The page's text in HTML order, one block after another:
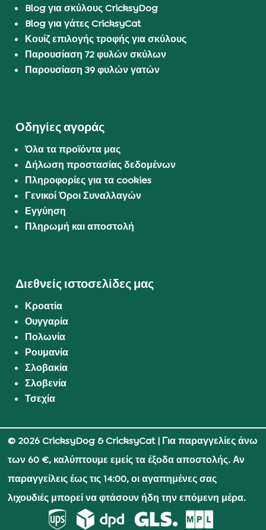
Blog για σκύλους CricksyDog
Blog για γάτες CricksyCat
Κουίζ επιλογής τροφής για σκύλους
Παρουσίαση 72 φυλών σκύλων
Παρουσίαση 39 φυλών γατών
Οδηγίες αγοράς
Όλα τα προϊόντα μας
Δήλωση προστασίας δεδομένων
Πληροφορίες για τα cookies
Γενικοί Όροι Συναλλαγών
Εγγύηση
Πληρωμή και αποστολή
Διεθνείς ιστοσελίδες μας
Κροατία
Ουγγαρία
Πολωνία
Ρουμανία
Σλοβακία
Σλοβενία
Τσεχία
© 2026 CricksyDog & CricksyCat| Για παραγγελίες άνω
των 60 €, καλύπτουμε εμείς τα έξοδα αποστολής. Αν
παραγγείλεις έως τις 14:00, οι αγαπημένες σας
λιχουδιές μπορεί να φτάσουν ήδη την επόμενη μέρα.